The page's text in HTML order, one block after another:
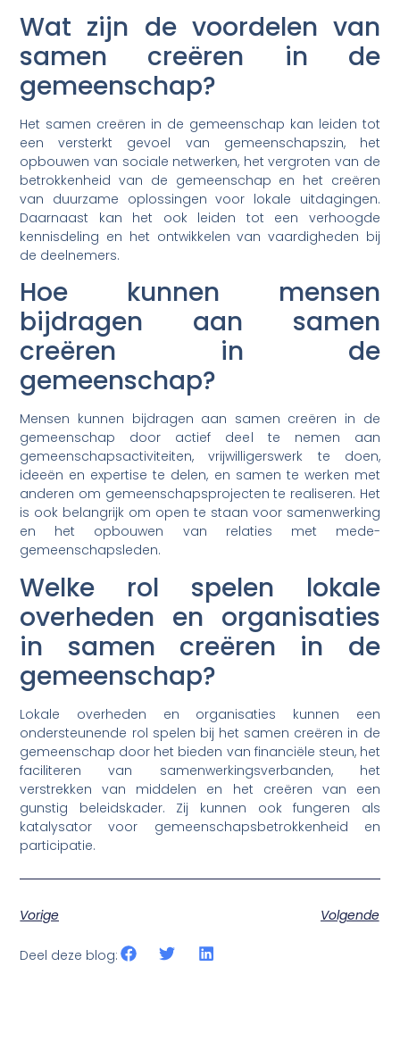
Wat zijn de voordelen van
samen creëren in de
gemeenschap?
Het samen creëren in de gemeenschap kan leiden tot
een versterkt gevoel van gemeenschapszin, het
opbouwen van sociale netwerken, het vergroten van de
betrokkenheid van de gemeenschap en het creëren
van duurzame oplossingen voor lokale uitdagingen.
Daarnaast kan het ook leiden tot een verhoogde
kennisdeling en het ontwikkelen van vaardigheden bij
de deelnemers.
Hoe kunnen mensen
bijdragen aan samen
creëren in de
gemeenschap?
Mensen kunnen bijdragen aan samen creëren in de
gemeenschap door actief deel te nemen aan
gemeenschapsactiviteiten, vrijwilligerswerk te doen,
ideeën en expertise te delen, en samen te werken met
anderen om gemeenschapsprojecten te realiseren. Het
is ook belangrijk om open te staan voor samenwerking
en het opbouwen van relaties met mede-
gemeenschapsleden.
Welke rol spelen lokale
overheden en organisaties
in samen creëren in de
gemeenschap?
Lokale overheden en organisaties kunnen een
ondersteunende rol spelen bij het samen creëren in de
gemeenschap door het bieden van financiële steun, het
faciliteren van samenwerkingsverbanden, het
verstrekken van middelen en het creëren van een
gunstig beleidskader. Zij kunnen ook fungeren als
katalysator voor gemeenschapsbetrokkenheid en
participatie.
Vorige Volgende
Deel deze blog: